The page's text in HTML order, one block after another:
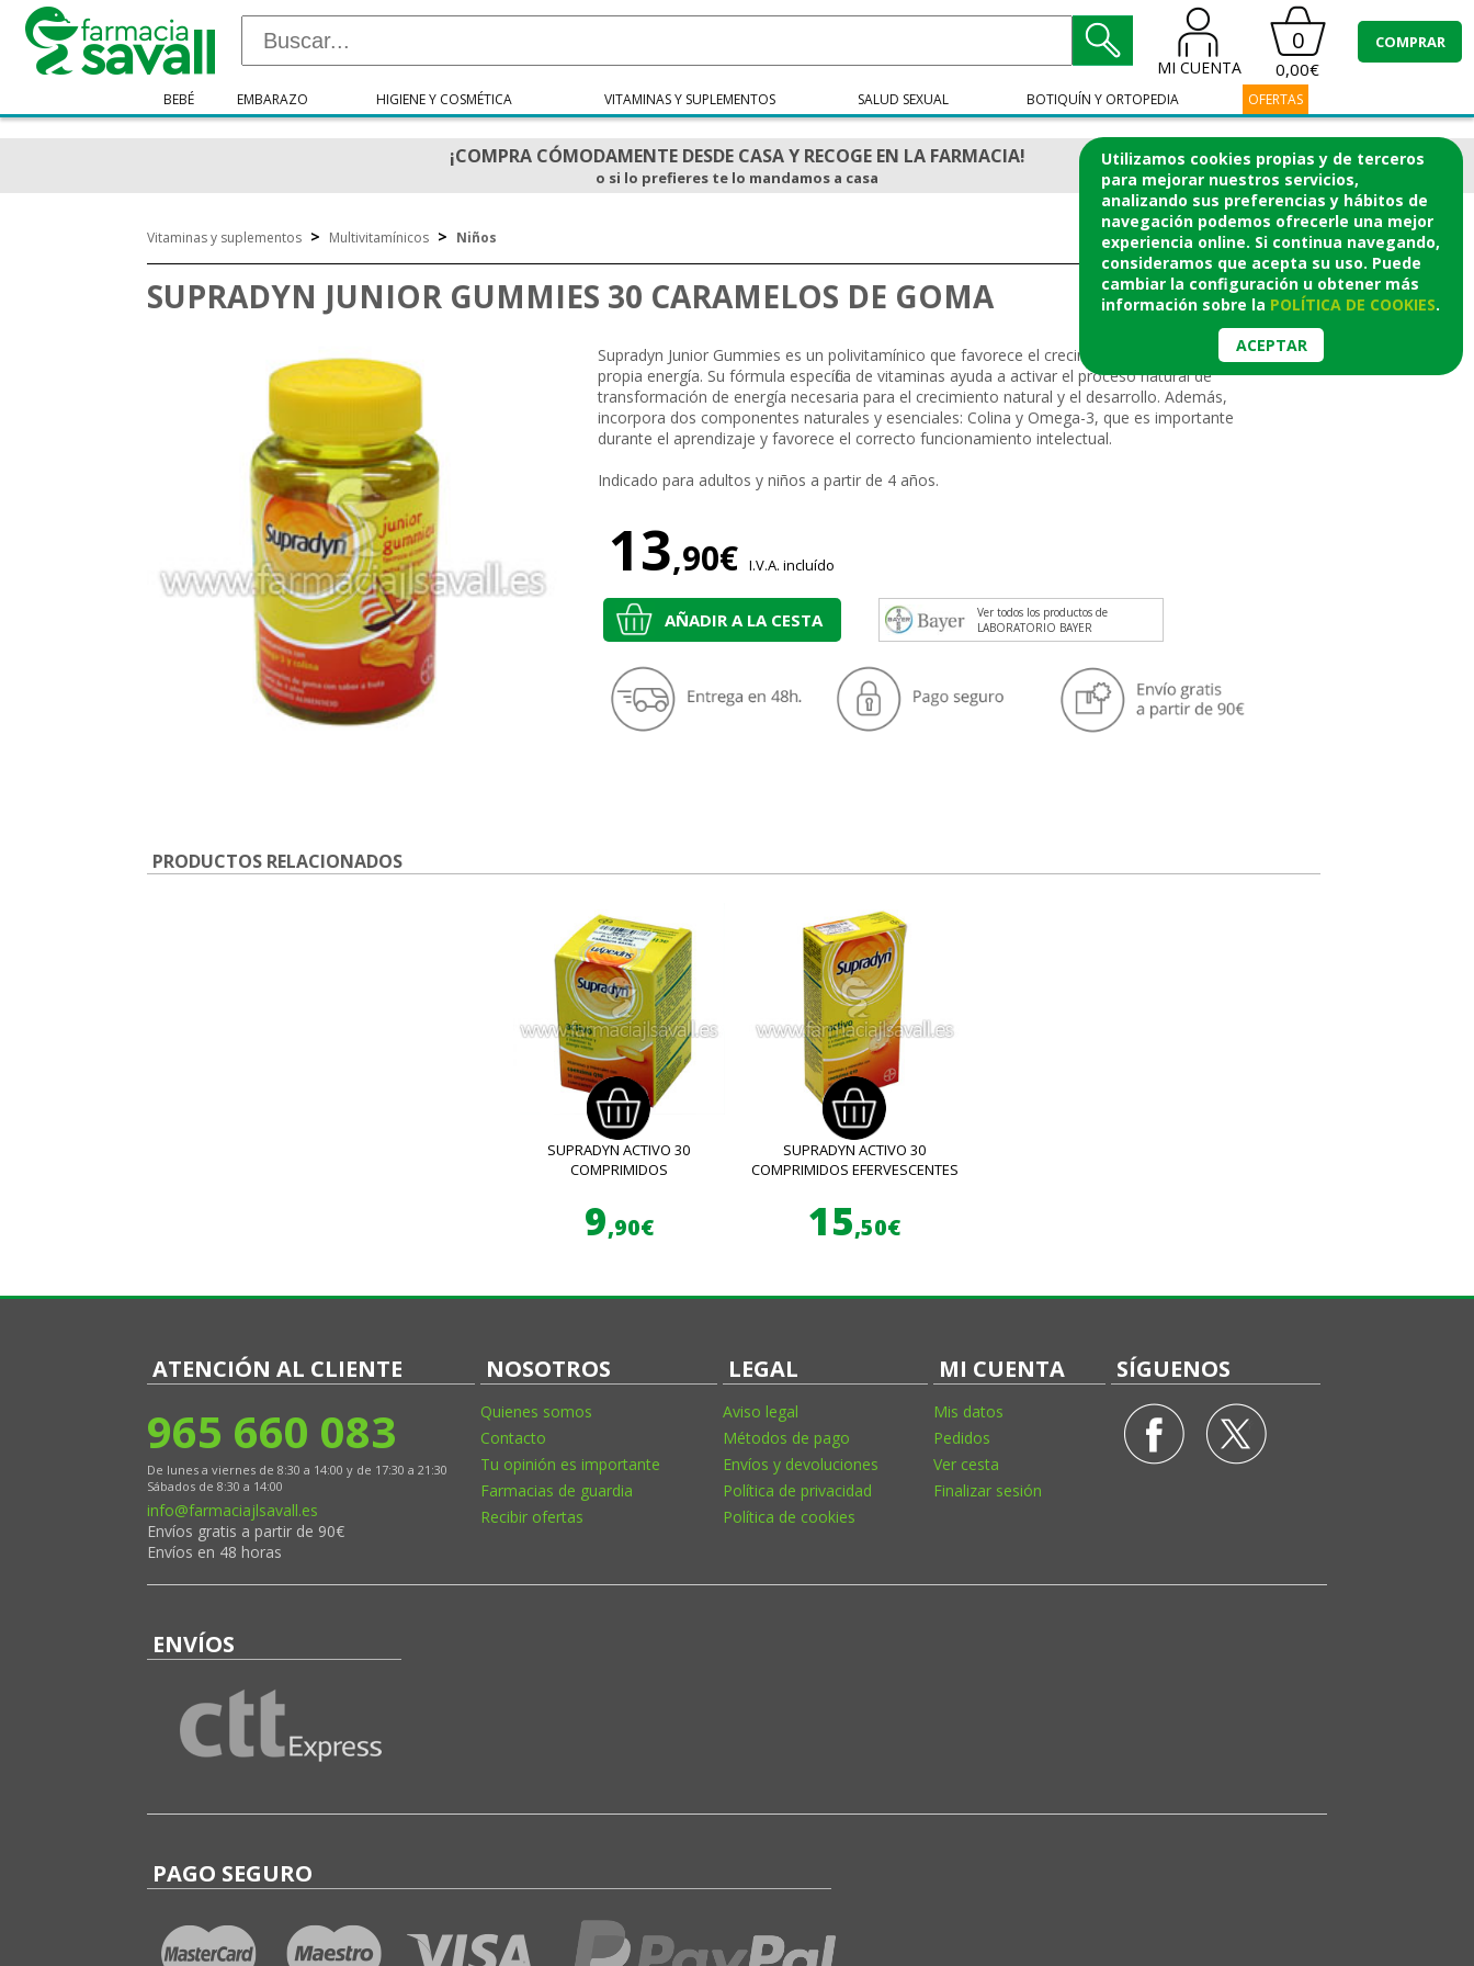
Utilizamos cookies propias y de terceros
para mejorar nuestros servicios,
analizando sus preferencias y hábitos de
navegación podemos ofrecerle una mejor
experiencia online. Si continua navegando,
consideramos que acepta su uso. Puede
cambiar la configuración u obtener más
información sobre la POLÍTICA DE COOKIES.
ACEPTAR
MI CUENTA
0
0,00€
COMPRAR
BEBÉ EMBARAZO HIGIENE Y COSMÉTICA VITAMINAS Y SUPLEMENTOS SALUD SEXUAL BOTIQUÍN Y ORTOPEDIA OFERTAS
¡COMPRA CÓMODAMENTE DESDE CASA Y RECOGE EN LA FARMACIA!
o si lo prefieres te lo mandamos a casa
Vitaminas y suplementos > Multivitamínicos > Niños
SUPRADYN JUNIOR GUMMIES 30 CARAMELOS DE GOMA
Supradyn Junior Gummies es un polivitamínico que favorece el crecimiento y ayuda a activar tu
propia energía. Su fórmula específica de vitaminas ayuda a activar el proceso natural de
transformación de energía necesaria para el crecimiento natural y el desarrollo. Además,
incorpora dos componentes naturales y esenciales: Colina y Omega-3, que es importante
durante el aprendizaje y favorece el correcto funcionamiento intelectual.
Indicado para adultos y niños a partir de 4 años.
13,90€ I.V.A. incluído
AÑADIR A LA CESTA
Ver todos los productos de
LABORATORIO BAYER
PRODUCTOS RELACIONADOS
SUPRADYN ACTIVO 30
COMPRIMIDOS
9,90€
SUPRADYN ACTIVO 30
COMPRIMIDOS EFERVESCENTES
15,50€
ATENCIÓN AL CLIENTE
965 660 083
De lunes a viernes de 8:30 a 14:00 y de 17:30 a 21:30
Sábados de 8:30 a 14:00
info@farmaciajlsavall.es
Envíos gratis a partir de 90€
Envíos en 48 horas
NOSOTROS
Quienes somos
Contacto
Tu opinión es importante
Farmacias de guardia
Recibir ofertas
LEGAL
Aviso legal
Métodos de pago
Envíos y devoluciones
Política de privacidad
Política de cookies
MI CUENTA
Mis datos
Pedidos
Ver cesta
Finalizar sesión
SÍGUENOS
ENVÍOS
PAGO SEGURO